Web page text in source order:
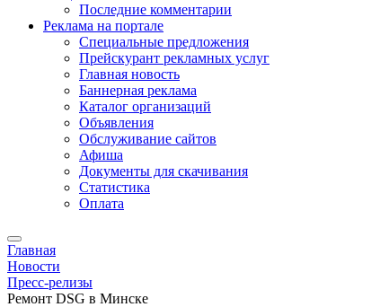
Последние комментарии
Реклама на портале
Специальные предложения
Прейскурант рекламных услуг
Главная новость
Баннерная реклама
Каталог организаций
Объявления
Обслуживание сайтов
Афиша
Документы для скачивания
Статистика
Оплата
Главная
Новости
Пресс-релизы
Ремонт DSG в Минске